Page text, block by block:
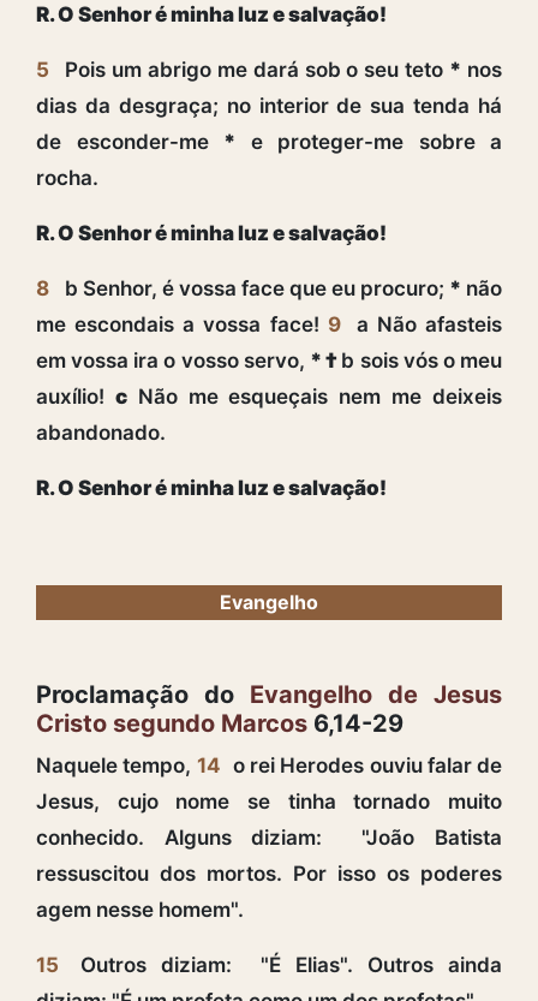
R. O Senhor é minha luz e salvação!
5 Pois um abrigo me dará sob o seu teto * nos
dias da desgraça; no interior de sua tenda há
de esconder-me * e proteger-me sobre a
rocha.
R. O Senhor é minha luz e salvação!
8 b Senhor, é vossa face que eu procuro; * não
me escondais a vossa face! 9
a Não afasteis
em vossa ira o vosso servo, * † b sois vós o meu
auxílio! cNão me esqueçais nem me deixeis
abandonado.
R. O Senhor é minha luz e salvação!
Evangelho
Proclamação do Evangelho de Jesus
Cristo segundo Marcos 6,14-29
Naquele tempo, 14 o rei Herodes ouviu falar de
Jesus, cujo nome se tinha tornado muito
conhecido. Alguns diziam: "João Batista
ressuscitou dos mortos. Por isso os poderes
agem nesse homem".
15
Outros diziam: "É Elias". Outros ainda